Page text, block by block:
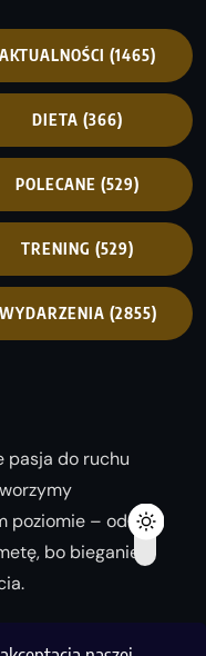
AKTUALNOŚCI (1465)
DIETA (366)
POLECANE (529)
TRENING (529)
WYDARZENIA (2855)
pasja do ruchu
poziomie – od
bo bieganie
wersję!